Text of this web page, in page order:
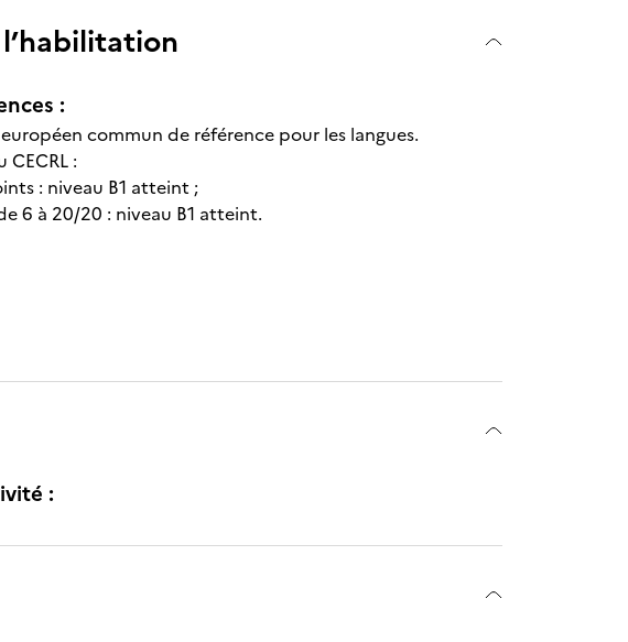
:
commun de référence pour les langues.
:
: niveau B1 atteint ;
6 à 20/20 : niveau B1 atteint.
: